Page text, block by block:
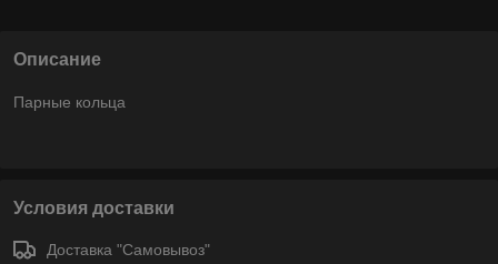
Описание
Парные кольца
Условия доставки
Доставка "Самовывоз"